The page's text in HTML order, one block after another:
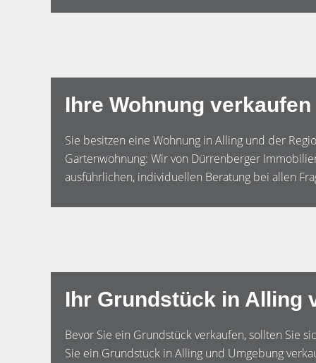
Ihre Wohnung
Sie besitzen eine Wohnung in Alling und der
Gartenwohnung: Wir von Dürrenberger
ausführlichen, individuellen Beratung bei allen
Ihr Grundstück in Alling
Bevor Sie ein Grundstück verkaufen, sollten Sie
Sie ein Grundstück in Alling und Umgebung